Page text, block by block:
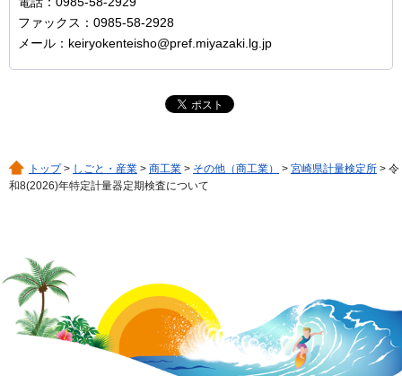
ファックス：0985-58-2928
メール：keiryokenteisho@pref.miyazaki.lg.jp
トップ> しごと・産業 > 商工業 > その他（商工業） > 宮崎県計量検定所 > 令
和8(2026)年特定計量器定期検査について